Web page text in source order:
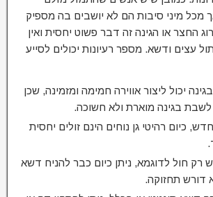
מכל מיני סיבות הם לא יושבים בה מספיק
החצר או הגינה זה דבר פשוט יחסית ואין
עצים ודשא. מספר רעיונות יכולים לסייע
יכול ליצור אווירה חמימה ומזמינה, שכן
לשבת בגינה מוארת ולא חשוכה.
כיום רהיטי גן נוחים הינם זולים יחסית
רק חול לדוגמא, ניתן כיום כבר להניח דשא
דורש תחזוקה.